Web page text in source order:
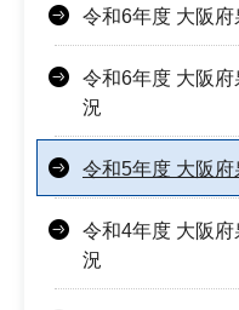
令和6年度 大阪
令和6年度 大阪
況
令和5年度 大阪
令和4年度 大阪
況